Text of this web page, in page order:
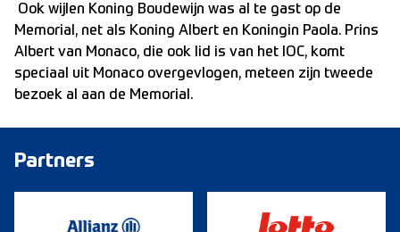
Ook wijlen Koning Boudewijn was al te gast op de
Memorial, net als Koning Albert en Koningin Paola. Prins
Albert van Monaco, die ook lid is van het IOC, komt
speciaal uit Monaco overgevlogen, meteen zijn tweede
bezoek al aan de Memorial.
Partners